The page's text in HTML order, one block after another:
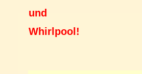
und
Whirlpool!